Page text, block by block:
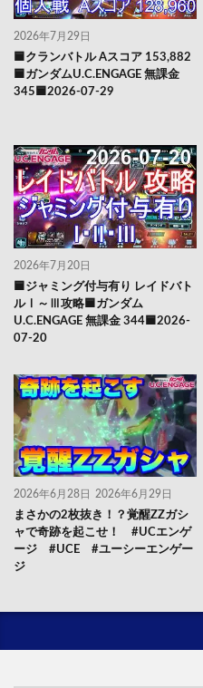
2026年7月29日
🟦クランバトル Aスコア 153,882
🟦ガンダムU.C.ENGAGE 無課金
345🟦2026-07-29
2026年7月20日
🟦ジャミング付与有り レイドバト
ルⅠ～Ⅲ攻略🟦ガンダム
U.C.ENGAGE 無課金 344🟦2026-
07-20
2026年6月28日 2026年6月29日
まさかの2枚抜き！？覚醒ZZガシ
ャで奇跡を起こせ！ #UCエンゲ
ージ #UCE #ユーシーエンゲー
ジ